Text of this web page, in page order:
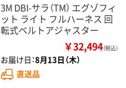
3M DBI-サラ（TM） エグゾフィ
ット ライト フルハーネス 回
転式ベルトアジャスター
￥32,494（税込）
お届け日：8月13日（木）
直送品